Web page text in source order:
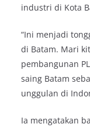
industri di Kota
“Ini menjadi
di Batam. Mari
pembangunan
saing Batam
unggulan di
Ia mengatakan